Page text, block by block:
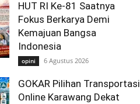
HUT RI Ke-81 Saatnya
Fokus Berkarya Demi
Kemajuan Bangsa
Indonesia
opini 6 Agustus 2026
GOKAR Pilihan Transportasi
Online Karawang Dekat